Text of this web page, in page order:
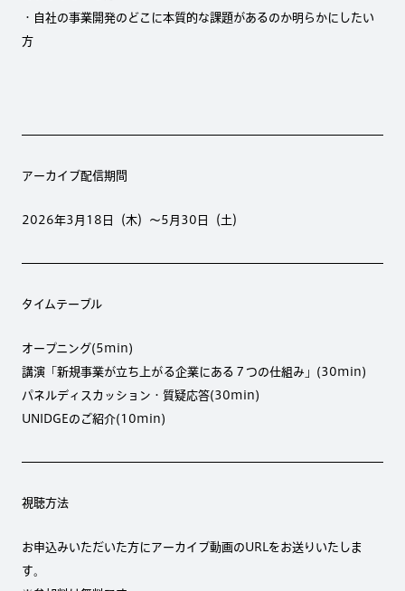
・自社の事業開発のどこに本質的な課題があるのか明らかにしたい
方
アーカイブ配信期間
2026年3月18日（木）〜5月30日（土）
タイムテーブル
オープニング(5min)
講演「新規事業が立ち上がる企業にある７つの仕組み」(30min)
パネルディスカッション・質疑応答(30min)
UNIDGEのご紹介(10min)
視聴方法
お申込みいただいた方にアーカイブ動画のURLをお送りいたしま
す。